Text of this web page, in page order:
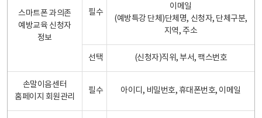
스마트폰 과의존
예방교육 신청자
정보
필수
이메일
(예방특강 단체)단체명, 신청자, 단체구분,
지역, 주소
선택 (신청자)직위, 부서, 팩스번호
손말이음센터
홈페이지 회원관리
필수 아이디, 비밀번호, 휴대폰번호, 이메일